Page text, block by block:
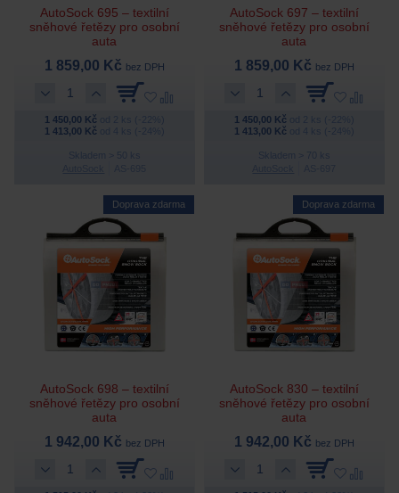
AutoSock 695 – textilní
sněhové řetězy pro osobní
auta
1 859,00 Kč bez DPH
1 450,00 Kčod 2 ks (-22%)
1 413,00 Kčod 4 ks (-24%)
Skladem > 50 ks
AutoSock 697 – textilní
sněhové řetězy pro osobní
auta
1 859,00 Kč bez DPH
1 450,00 Kčod 2 ks (-22%)
1 413,00 Kčod 4 ks (-24%)
Skladem > 70 ks
Doprava zdarma
AutoSock 698 – textilní
sněhové řetězy pro osobní
auta
1 942,00 Kč bez DPH
Doprava zdarma
AutoSock 830 – textilní
sněhové řetězy pro osobní
auta
1 942,00 Kč bez DPH